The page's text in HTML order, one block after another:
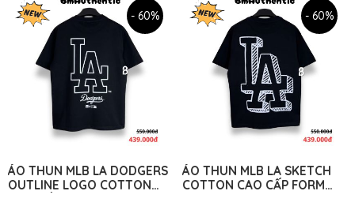
- 60%
ÁO THUN MLB LA DODGERS
OUTLINE LOGO COTTON
- 60%
ÁO THUN MLB LA SKETCH
COTTON CAO CẤP FORM